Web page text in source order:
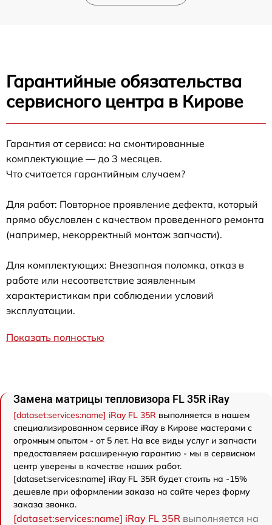
Гарантийные обязательства
сервисного центра в Кирове
Гарантия от сервиса: на смонтированные
комплектующие — до 3 месяцев.
Что считается гарантийным случаем?
Для работ: Повторное проявление дефекта, который
прямо обусловлен с качеством проведенного ремонта
(например, некорректный монтаж запчасти).
Для комплектующих: Внезапная поломка, отказ в
работе или несоответствие заявленным
характеристикам при соблюдении условий
эксплуатации.
Показать полностью
Замена матрицы тепловизора FL 35R iRay
[dataset:services:name] iRay FL 35R выполняется в нашем
специализированном сервисе iRay в Кирове мастерами с
огромным опытом - от 5 лет. На все виды услуг и запчасти
предоставляем расширенную гарантию - мы в сервисном
центр уверены в качестве наших работ.
[dataset:services:name] iRay FL 35R будет стоить на -15%
дешевле при оформлении заказа на сайте через форму
заказа звонка.
[dataset:services:name] iRay FL 35R выполняется на